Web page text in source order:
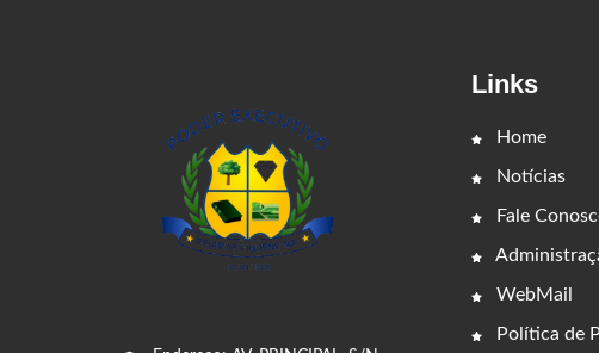
Links
Home
Notícias
Fale
WebMail
Política de